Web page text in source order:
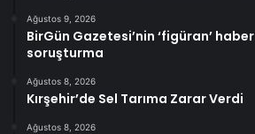
Ağustos 9, 2026
BirGün Gazetesi’nin ‘figüran’
soruşturma
Ağustos 8, 2026
Kırşehir’de Sel Tarıma Zarar Verdi
Ağustos 8, 2026